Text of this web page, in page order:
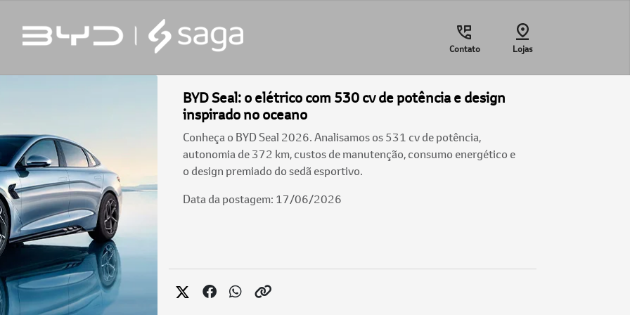
Contato Lojas
BYD Seal: o elétrico com 530 cv de potência e design
inspirado no oceano
Conheça o BYD Seal 2026. Analisamos os 531 cv de potência,
autonomia de 372 km, custos de manutenção, consumo energético e
o design premiado do sedã esportivo.
Data da postagem: 17/06/2026